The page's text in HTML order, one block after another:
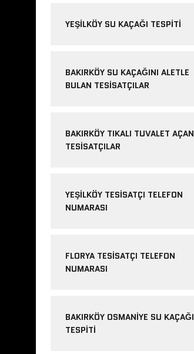
YEŞILKÖY SU KAÇAĞI TESPITI
BAKIRKÖY SU KAÇAĞINI ALETLE
BULAN TESISATÇILAR
BAKIRKÖY TIKALI TUVALET AÇAN
TESISATÇILAR
YEŞILKÖY TESISATÇI TELEFON
NUMARASI
FLORYA TESISATÇI TELEFON
NUMARASI
BAKIRKÖY OSMANIYE SU KAÇAĞI
TESPITI